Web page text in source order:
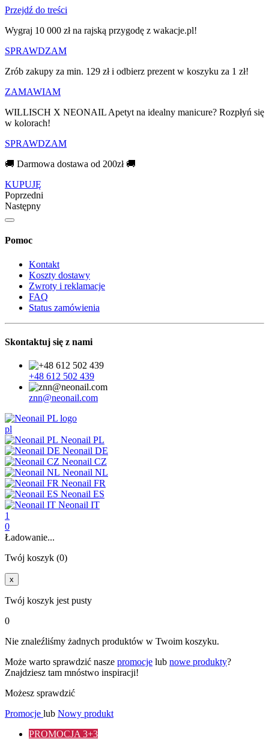
Przejdź do treści
Wygraj 10 000 zł na rajską przygodę z wakacje.pl!​
SPRAWDZAM
Zrób zakupy za min. 129 zł i odbierz prezent w koszyku za 1 zł!
ZAMAWIAM
WILLISCH X NEONAIL Apetyt na idealny manicure? Rozpłyń się
w kolorach!
SPRAWDZAM
🚚 Darmowa dostawa od 200zł 🚚
KUPUJĘ
Poprzedni
Następny
Pomoc
Kontakt
Koszty dostawy
Zwroty i reklamacje
FAQ
Status zamówienia
Skontaktuj się z nami
+48 612 502 439
znn@neonail.com
pl
Neonail PL
Neonail DE
Neonail CZ
Neonail NL
Neonail FR
Neonail ES
Neonail IT
1
0
Ładowanie...
Twój koszyk (0)
x
Twój koszyk jest pusty
0
Nie znaleźliśmy żadnych produktów w Twoim koszyku.
Może warto sprawdzić nasze promocje lub nowe produkty?
Znajdziesz tam mnóstwo inspiracji!
Możesz sprawdzić
Promocje lub Nowy produkt
PROMOCJA 3+3